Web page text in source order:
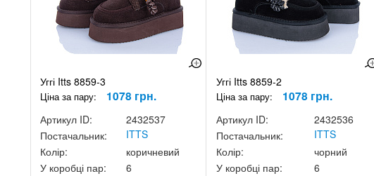
Уггі Itts 8859-3
Ціна за пару: 1078 грн.
Артикул ID:
2432537
Постачальник:
ITTS
Колір:
коричневий
У коробці пар:
6
Уггі Itts 8859-2
Ціна за пару: 1078 грн.
Артикул ID:
2432536
Постачальник:
ITTS
Колір:
чорний
У коробці пар:
6